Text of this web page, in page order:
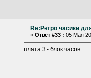
Re:Ретро часики
« Ответ #33 : 05 Мая
плата 3 - блок часов